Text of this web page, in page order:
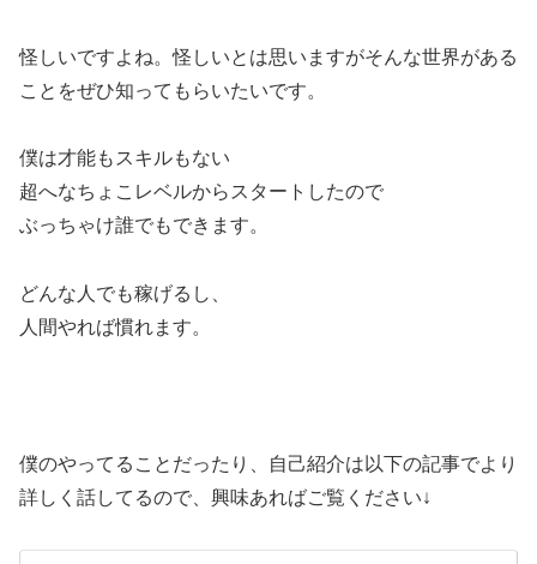
怪しいですよね。怪しいとは思いますがそんな世界がある
ことをぜひ知ってもらいたいです。
僕は才能もスキルもない
超へなちょこレベルからスタートしたので
ぶっちゃけ誰でもできます。
どんな人でも稼げるし、
人間やれば慣れます。
僕のやってることだったり、自己紹介は以下の記事でより
詳しく話してるので、興味あればご覧ください↓